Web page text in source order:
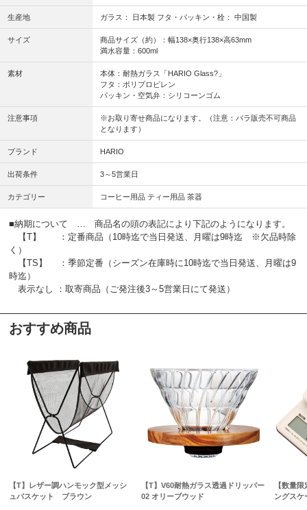
生産地 ガラス： 日本製 フタ・パッキン・栓： 中国製
サイズ
商品サイズ（約）：幅138×奥行138×高63mm
満水容量：600ml
素材
本体：耐熱ガラス「HARIO Glass?」
フタ：ポリプロピレン
パッキン・空気弁：シリコーンゴム
注意事項
※お取り寄せ商品になります。（注意：バラ販売不可商品
となります）
ブランド HARIO
出荷条件 3～5営業日
カテゴリー コーヒー用品 ティー用品 茶器
■納期について … 商品名の頭の表記により下記のようになります。
【T】 ：定番商品（10時迄で当日発送、月曜は9時迄 ※欠品時除
く）
【TS】 ：季節定番（シーズン在庫時に10時迄で当日発送、月曜は9
時迄）
表示なし ：取寄商品（ご発注後3～5営業日にて発送）
おすすめ商品
【T】レザー調ハンモック型メッシ
ュバスケット ブラウン
【T】V60耐熱ガラス透過ドリッパー
02 オリーブウッド
【数量
ングスケ